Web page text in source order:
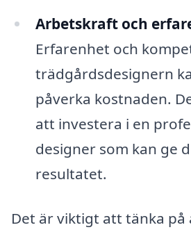
Arbetskraft och
Erfarenhet och
trädgårdsdesignern
påverka kostnaden.
att investera i en
designer som kan ge
resultatet.
Det är viktigt att tänka